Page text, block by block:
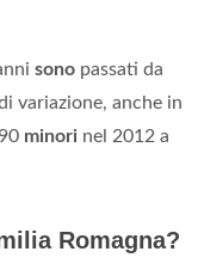
sono passati da
variazione, anche in
minori nel 2012 a
Romagna?